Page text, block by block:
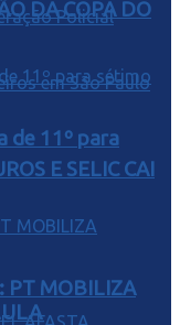
E SELIC CAI
DA COPA DO
de 11º para
PT MOBILIZA